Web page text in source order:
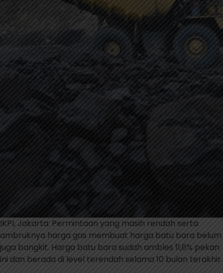
IKPI, Jakarta: Permintaan yang masih rendah serta
ambruknya harga gas membuat harga batu bara belum
juga bangkit. Harga batu bara sudah ambles 11,6% pekan
ini dan berada di level terendah selama 10 bulan terakhir.